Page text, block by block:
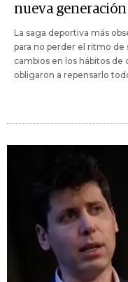
nueva
La saga deportiva más
para no perder el ritmo de
cambios en los hábitos
obligaron a repensarlo